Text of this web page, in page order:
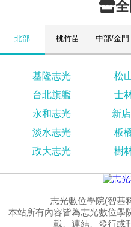
北部 桃竹苗 中部/金門
基隆志光 松
台北旗艦
士
永和志光
新
淡水志光
板
政大志光
樹
志光數位學院(智基
本站所有內容皆為志光數位學
載、連結、發行或